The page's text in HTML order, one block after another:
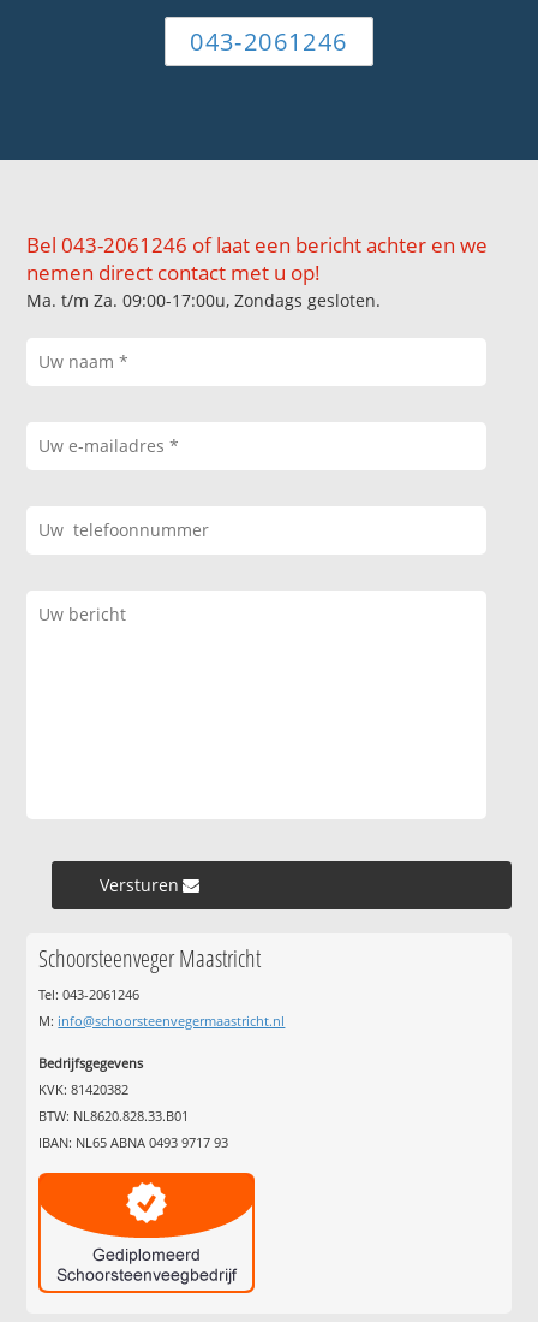
043-2061246
Bel 043-2061246 of laat een bericht achter en we
nemen direct contact met u op!
Ma. t/m Za. 09:00-17:00u, Zondags gesloten.
Versturen »
Schoorsteenveger Maastricht
Tel: 043-2061246
M: info@schoorsteenvegermaastricht.nl
Bedrijfsgegevens
KVK: 81420382
BTW: NL8620.828.33.B01
IBAN: NL65 ABNA 0493 9717 93